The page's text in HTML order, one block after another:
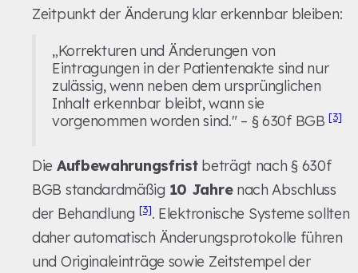
Zeitpunkt der Änderung klar erkennbar bleiben:
„Korrekturen und Änderungen von
Eintragungen in der Patientenakte sind nur
zulässig, wenn neben dem ursprünglichen
Inhalt erkennbar bleibt, wann sie
vorgenommen worden sind." – § 630f BGB[3]
Die Aufbewahrungsfristbeträgt nach § 630f
BGB standardmäßig 10 Jahrenach Abschluss
der Behandlung [3]. Elektronische Systeme sollten
daher automatisch Änderungsprotokolle führen
und Originaleinträge sowie Zeitstempel der